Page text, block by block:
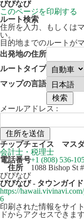
びびなび
このページを印刷する
ルート検索
住所を入力、もしくは
い。
目的地までのルートが
出発地の住所
ルートタイプ
マップの言語
メールアドレス :
+
−
50 km
チップチェイス マス
会計士・税理士
電話番号+1 (808) 536-
住所
1088 Bishop St
びびなび
びびなび - タウンガイド
https://
6
印刷された情報をサイ
ドからアクセスできます